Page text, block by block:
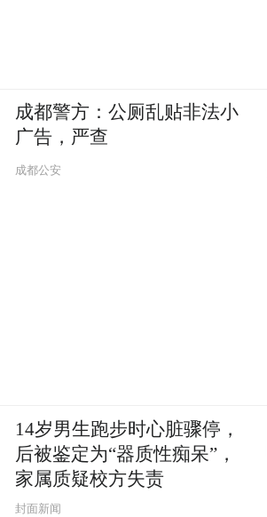
成都警方：公厕乱贴非法小
广告，严查
成都公安
14岁男生跑步时心脏骤停，
后被鉴定为“器质性痴呆”，
家属质疑校方失责
封面新闻